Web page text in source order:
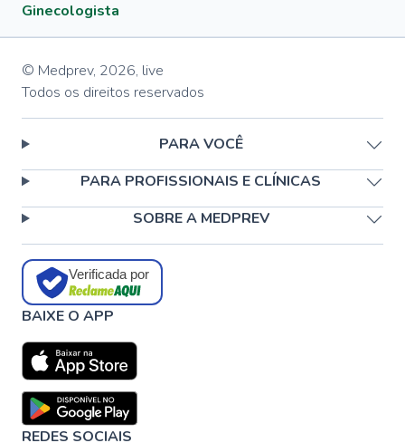
Ginecologista
© Medprev, 2026, live
Todos os direitos reservados
PARA VOCÊ
PARA PROFISSIONAIS E CLÍNICAS
SOBRE A MEDPREV
Verificada por
BAIXE O APP
REDES SOCIAIS